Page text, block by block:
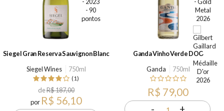
Siegel Gran Reserva Sauvignon Blanc
Siegel Wines
750ml
(1)
deR$ 187,00
por R$ 56,10
Ganda Vinho Verde DOC
Ganda
750ml
R$ 79,00
- +